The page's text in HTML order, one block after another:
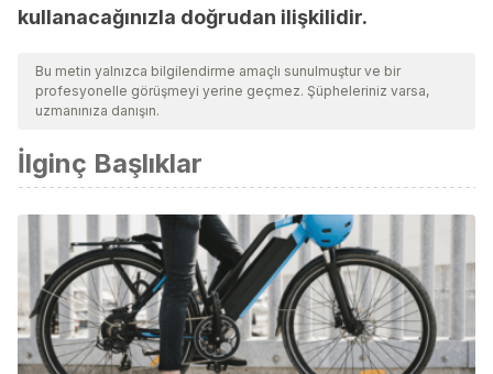
kullanacağınızla doğrudan ilişkilidir.
Bu metin yalnızca bilgilendirme amaçlı sunulmuştur ve bir
profesyonelle görüşmeyi yerine geçmez. Şüpheleriniz varsa,
uzmanınıza danışın.
İlginç Başlıklar